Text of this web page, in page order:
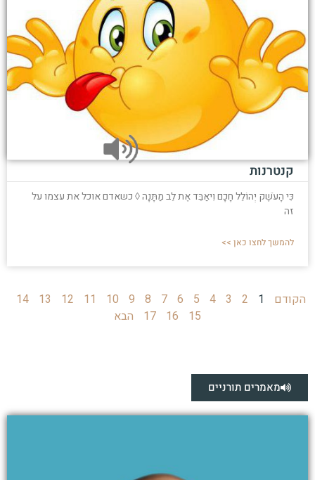
קנטרנות
כִּי הָעֹשֶׁק יְהוֹלֵל חָכָם וִיאַבֵּד אֶת לֵב מַתָּנָה ◊ כשאדם אוכל את עצמו על
זה
להמשך לחצו כאן >>
הקודם 1
2
3
4
5
6
7
8
9
10
11
12
13
14
15
16
17 הבא
מאמרים תורניים